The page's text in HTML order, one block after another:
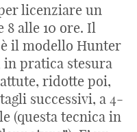
licenziare un
8 alle 10 ore. Il
il modello Hunter
pratica stesura
ridotte poi,
successivi, a 4-
(questa tecnica in